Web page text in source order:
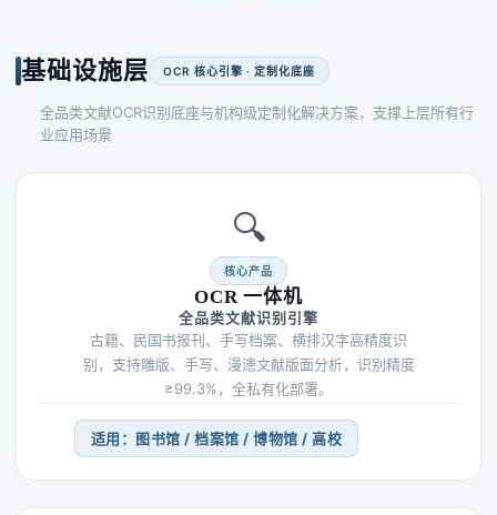
基础设施层 OCR 核心引擎 · 定制化底座
全品类文献OCR识别底座与机构级定制化解决方案，支撑上层所有行
业应用场景
🔍
核心产品
OCR 一体机
全品类文献识别引擎
古籍、民国书报刊、手写档案、横排汉字高精度识
别，支持雕版、手写、漫漶文献版面分析，识别精度
≥99.3%，全私有化部署。
适用：图书馆 / 档案馆 / 博物馆 / 高校